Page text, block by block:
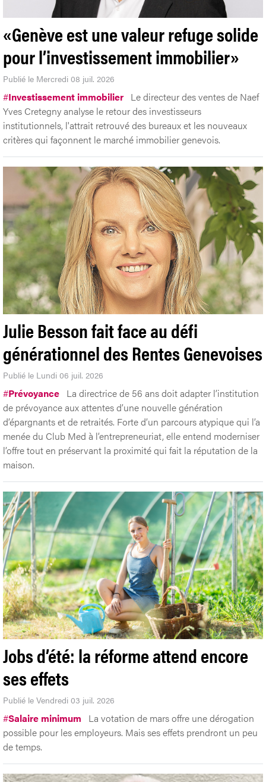
«Genève est une valeur refuge solide
pour l’investissement immobilier»
Publié le Mercredi 08 juil. 2026
#Investissement immobilier Le directeur des ventes de Naef
Yves Cretegny analyse le retour des investisseurs
institutionnels, l'attrait retrouvé des bureaux et les nouveaux
critères qui façonnent le marché immobilier genevois.
Julie Besson fait face au défi
générationnel des Rentes Genevoises
Publié le Lundi 06 juil. 2026
#Prévoyance La directrice de 56 ans doit adapter l’institution
de prévoyance aux attentes d’une nouvelle génération
d’épargnants et de retraités. Forte d’un parcours atypique qui l’a
menée du Club Med à l’entrepreneuriat, elle entend moderniser
l’offre tout en préservant la proximité qui fait la réputation de la
maison.
Jobs d’été: la réforme attend encore
ses effets
Publié le Vendredi 03 juil. 2026
#Salaire minimum
La votation de mars offre une dérogation
possible pour les employeurs. Mais ses effets prendront un peu
de temps.